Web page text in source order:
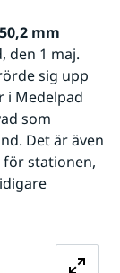
50,2 mm
den 1 maj.
sig upp
i Medelpad
som
Det är även
stationen,